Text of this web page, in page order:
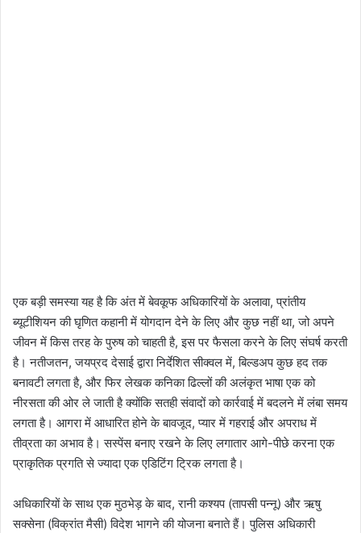
एक बड़ी समस्या यह है कि अंत में बेवकूफ अधिकारियों के अलावा, प्रांतीय
ब्यूटीशियन की घृणित कहानी में योगदान देने के लिए और कुछ नहीं था, जो अपने
जीवन में किस तरह के पुरुष को चाहती है, इस पर फैसला करने के लिए संघर्ष करती
है। नतीजतन, जयप्रद देसाई द्वारा निर्देशित सीक्वल में, बिल्डअप कुछ हद तक
बनावटी लगता है, और फिर लेखक कनिका ढिल्लों की अलंकृत भाषा एक को
नीरसता की ओर ले जाती है क्योंकि सतही संवादों को कार्रवाई में बदलने में लंबा समय
लगता है। आगरा में आधारित होने के बावजूद, प्यार में गहराई और अपराध में
तीव्रता का अभाव है। सस्पेंस बनाए रखने के लिए लगातार आगे-पीछे करना एक
प्राकृतिक प्रगति से ज्यादा एक एडिटिंग ट्रिक लगता है।
अधिकारियों के साथ एक मुठभेड़ के बाद, रानी कश्यप (तापसी पन्नू) और ऋषु
सक्सेना (विक्रांत मैसी) विदेश भागने की योजना बनाते हैं। पुलिस अधिकारी